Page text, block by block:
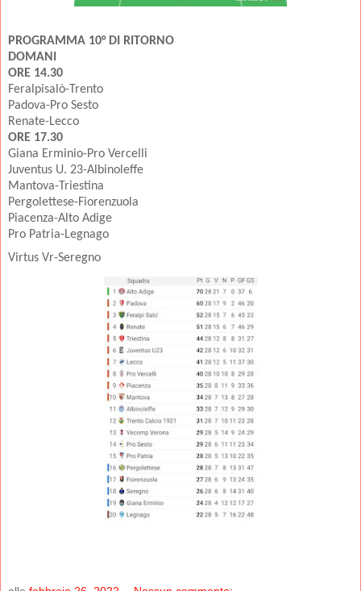
PROGRAMMA 10° DI RITORNO
DOMANI
ORE 14.30
Feralpisalò-Trento
Padova-Pro Sesto
Renate-Lecco
ORE 17.30
Giana Erminio-Pro Vercelli
Juventus U. 23-Albinoleffe
Mantova-Triestina
Pergolettese-Fiorenzuola
Piacenza-Alto Adige
Pro Patria-Legnago
Virtus Vr-Seregno